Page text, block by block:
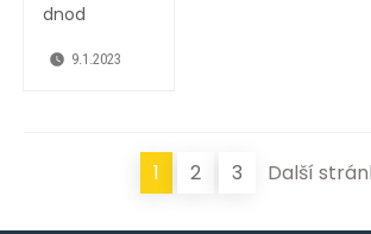
dnod
9.1.2023
1 2 3 Další